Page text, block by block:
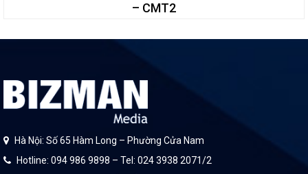
– CMT2
Hà Nội: Số 65 Hàm Long – Phường Cửa Nam
Hotline: 094 986 9898 – Tel: 024 3938 2071/2